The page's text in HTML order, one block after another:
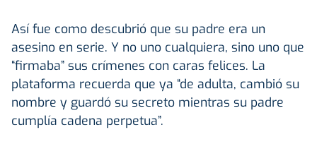
Así fue como descubrió que su padre era un
asesino en serie. Y no uno cualquiera, sino uno que
“firmaba” sus crímenes con caras felices. La
plataforma recuerda que ya “de adulta, cambió su
nombre y guardó su secreto mientras su padre
cumplía cadena perpetua”.